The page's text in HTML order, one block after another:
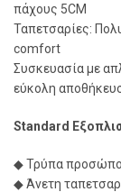
πάχους 5CM
Ταπετσαρίες:
comfort
Συσκευασία με
εύκολη
Standard
◆ Τρύπα
◆ Άνετη